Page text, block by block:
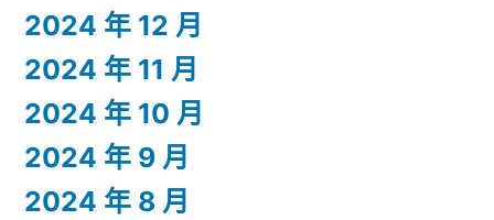
2024 年 12 月
2024 年 11 月
2024 年 10 月
2024 年 9 月
2024 年 8 月